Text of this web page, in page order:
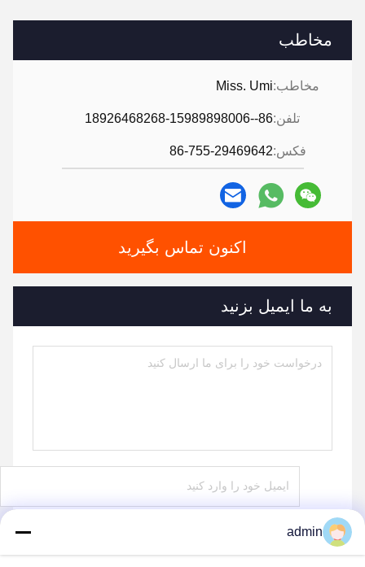
مخاطب
مخاطب:Miss. Umi
تلفن:86--18926468268-15989898006
فکس:86-755-29469642
اکنون تماس بگیرید
به ما ایمیل بزنید
ارسال
admin